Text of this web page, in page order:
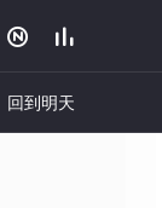
 
回到明天